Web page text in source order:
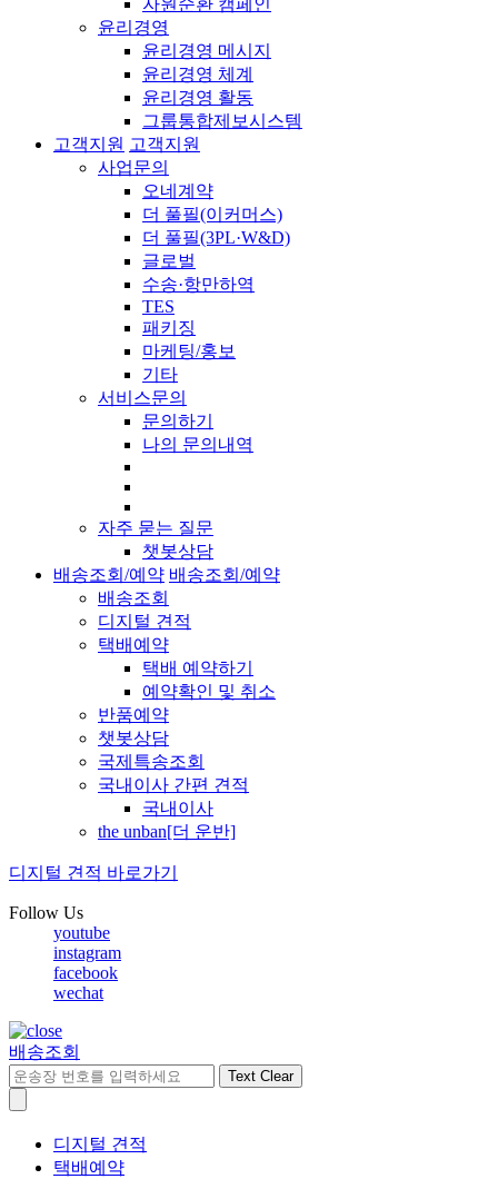
윤리경영
윤리경영 메시지
윤리경영 체계
윤리경영 활동
그룹통합제보시스템
고객지원 고객지원
사업문의
오네계약
더 풀필(이커머스)
더 풀필(3PL·W&D)
글로벌
수송·항만하역
TES
패키징
마케팅/홍보
기타
서비스문의
문의하기
나의 문의내역
자주 묻는 질문
챗봇상담
배송조회/예약 배송조회/예약
배송조회
디지털 견적
택배예약
택배 예약하기
예약확인 및 취소
반품예약
챗봇상담
국제특송조회
국내이사 간편 견적
국내이사
the unban[더 운반]
디지털 견적 바로가기
Follow Us
youtube
instagram
facebook
wechat
배송조회
Text Clear
디지털 견적
택배예약